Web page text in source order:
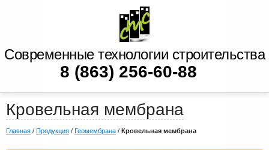
Современные технологии строительства
8 (863) 256-60-88
Кровельная мембрана
Главная / Продукция / Геомембрана / Кровельная мембрана